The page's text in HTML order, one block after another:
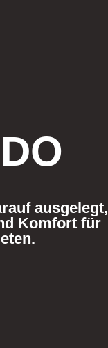
ausgelegt,
Komfort für